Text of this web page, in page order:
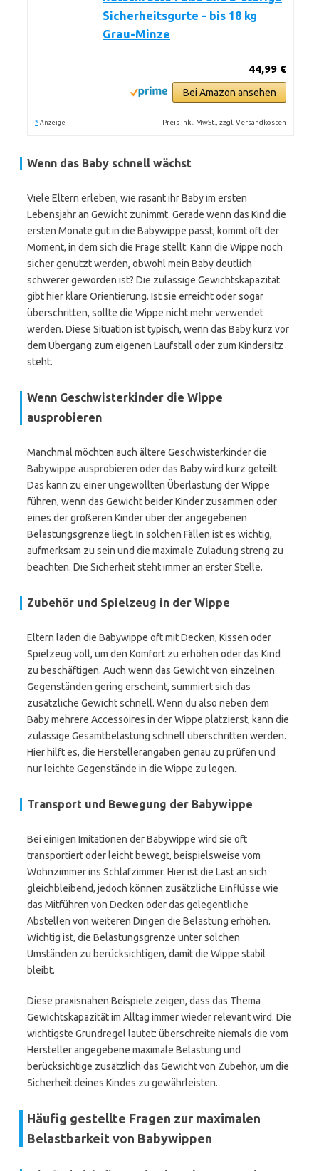
Sicherheitsgurte - bis 18 kg
Grau-Minze
44,99 €
Bei Amazon ansehen
* Anzeige Preis inkl. MwSt., zzgl. Versandkosten
Wenn das Baby schnell wächst
Viele Eltern erleben, wie rasant ihr Baby im ersten
Lebensjahr an Gewicht zunimmt. Gerade wenn das Kind die
ersten Monate gut in die Babywippe passt, kommt oft der
Moment, in dem sich die Frage stellt: Kann die Wippe noch
sicher genutzt werden, obwohl mein Baby deutlich
schwerer geworden ist? Die zulässige Gewichtskapazität
gibt hier klare Orientierung. Ist sie erreicht oder sogar
überschritten, sollte die Wippe nicht mehr verwendet
werden. Diese Situation ist typisch, wenn das Baby kurz vor
dem Übergang zum eigenen Laufstall oder zum Kindersitz
steht.
Wenn Geschwisterkinder die Wippe
ausprobieren
Manchmal möchten auch ältere Geschwisterkinder die
Babywippe ausprobieren oder das Baby wird kurz geteilt.
Das kann zu einer ungewollten Überlastung der Wippe
führen, wenn das Gewicht beider Kinder zusammen oder
eines der größeren Kinder über der angegebenen
Belastungsgrenze liegt. In solchen Fällen ist es wichtig,
aufmerksam zu sein und die maximale Zuladung streng zu
beachten. Die Sicherheit steht immer an erster Stelle.
Zubehör und Spielzeug in der Wippe
Eltern laden die Babywippe oft mit Decken, Kissen oder
Spielzeug voll, um den Komfort zu erhöhen oder das Kind
zu beschäftigen. Auch wenn das Gewicht von einzelnen
Gegenständen gering erscheint, summiert sich das
zusätzliche Gewicht schnell. Wenn du also neben dem
Baby mehrere Accessoires in der Wippe platzierst, kann die
zulässige Gesamtbelastung schnell überschritten werden.
Hier hilft es, die Herstellerangaben genau zu prüfen und
nur leichte Gegenstände in die Wippe zu legen.
Transport und Bewegung der Babywippe
Bei einigen Imitationen der Babywippe wird sie oft
transportiert oder leicht bewegt, beispielsweise vom
Wohnzimmer ins Schlafzimmer. Hier ist die Last an sich
gleichbleibend, jedoch können zusätzliche Einflüsse wie
das Mitführen von Decken oder das gelegentliche
Abstellen von weiteren Dingen die Belastung erhöhen.
Wichtig ist, die Belastungsgrenze unter solchen
Umständen zu berücksichtigen, damit die Wippe stabil
bleibt.
Diese praxisnahen Beispiele zeigen, dass das Thema
Gewichtskapazität im Alltag immer wieder relevant wird. Die
wichtigste Grundregel lautet: überschreite niemals die vom
Hersteller angegebene maximale Belastung und
berücksichtige zusätzlich das Gewicht von Zubehör, um die
Sicherheit deines Kindes zu gewährleisten.
Häufig gestellte Fragen zur maximalen
Belastbarkeit von Babywippen